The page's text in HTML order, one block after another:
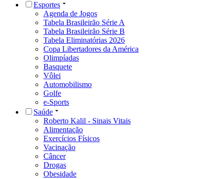
Esportes
Agenda de Jogos
Tabela Brasileirão Série A
Tabela Brasileirão Série B
Tabela Eliminatórias 2026
Copa Libertadores da América
Olimpíadas
Basquete
Vôlei
Automobilismo
Golfe
e-Sports
Saúde
Roberto Kalil - Sinais Vitais
Alimentação
Exercícios Físicos
Vacinação
Câncer
Drogas
Obesidade